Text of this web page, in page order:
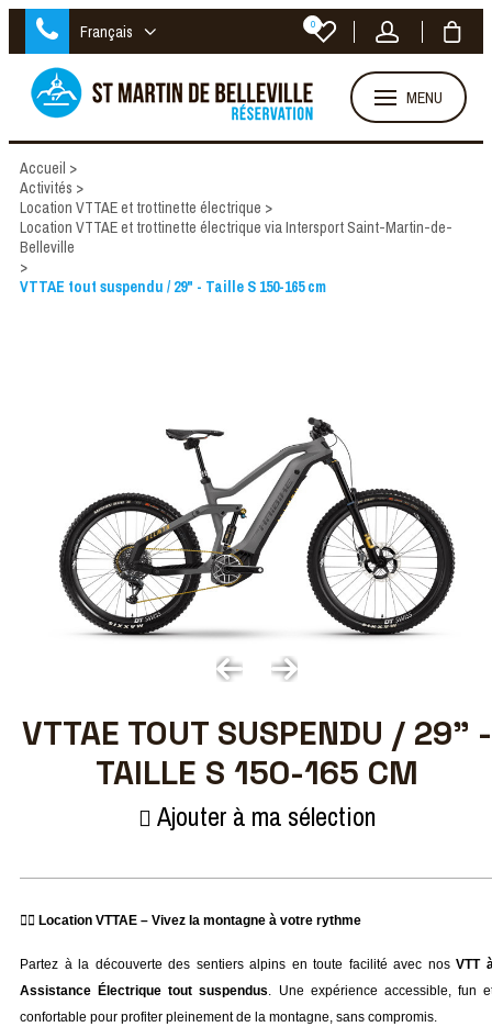
Français 0
MENU
Accueil >
Activités >
Location VTTAE et trottinette électrique >
Location VTTAE et trottinette électrique via Intersport Saint-Martin-de-
Belleville
>
VTTAE tout suspendu / 29" - Taille S 150-165 cm
VTTAE TOUT SUSPENDU / 29" -
TAILLE S 150-165 CM
Ajouter à ma sélection
🚴‍♀️ Location VTTAE – Vivez la montagne à votre rythme
Partez à la découverte des sentiers alpins en toute facilité avec nos VTT
Assistance Électrique tout suspendus. Une expérience accessible, fun
confortable pour profiter pleinement de la montagne, sans compromis.